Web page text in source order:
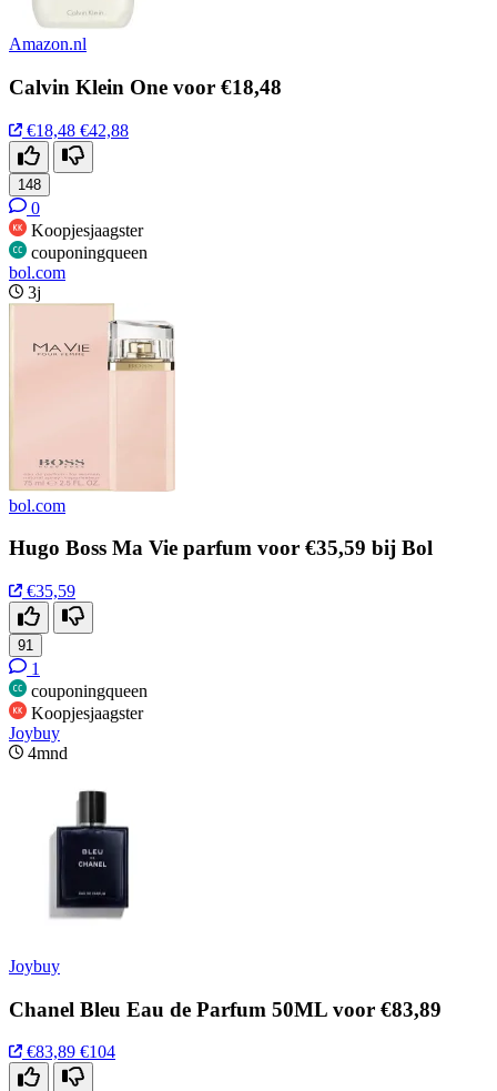
Amazon.nl
Calvin Klein One voor €18,48
€18,48 €42,88
148
0
Koopjesjaagster
couponingqueen
bol.com
3j
bol.com
Hugo Boss Ma Vie parfum voor €35,59 bij Bol
€35,59
91
1
couponingqueen
Koopjesjaagster
Joybuy
4mnd
Joybuy
Chanel Bleu Eau de Parfum 50ML voor €83,89
€83,89 €104